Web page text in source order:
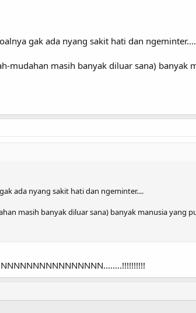
gak ada nyang sakit hati dan ngeminter....
mudahan masih banyak diluar sana) banyak
ada nyang sakit hati dan ngeminter....
masih banyak diluar sana) banyak manusia yang